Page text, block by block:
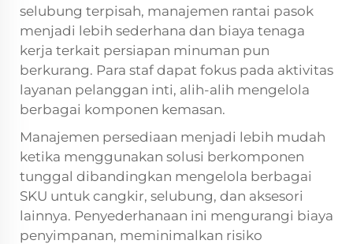
selubung terpisah, manajemen rantai pasok
menjadi lebih sederhana dan biaya tenaga
kerja terkait persiapan minuman pun
berkurang. Para staf dapat fokus pada aktivitas
layanan pelanggan inti, alih-alih mengelola
berbagai komponen kemasan.
Manajemen persediaan menjadi lebih mudah
ketika menggunakan solusi berkomponen
tunggal dibandingkan mengelola berbagai
SKU untuk cangkir, selubung, dan aksesori
lainnya. Penyederhanaan ini mengurangi biaya
penyimpanan, meminimalkan risiko